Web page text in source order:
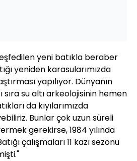
yeni batıkla beraber
yeniden karasularımızda
yapılıyor. Dünyanın
sıra su altı arkeolojisinin hemen
da kıyılarımızda
Bunlar çok uzun süreli
gerekirse, 1984 yılında
çalışmaları 11 kazı sezonu